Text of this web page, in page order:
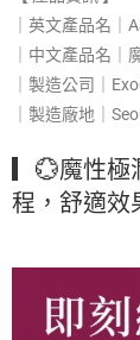
｜英文產品名｜
｜中文產品名｜
｜製造公司｜
｜製造廠地｜
▎💮魔性極
程，舒適效